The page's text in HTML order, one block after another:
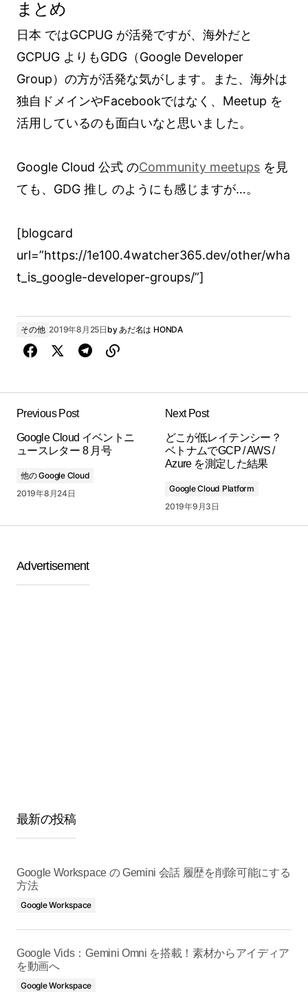
まとめ
日本 ではGCPUG が活発ですが、海外だと
GCPUG よりもGDG（Google Developer
Group）の方が活発な気がします。また、海外は
独自ドメインやFacebookではなく、Meetup を
活用しているのも面白いなと思いました。
Google Cloud 公式 のCommunity meetups を見
ても、GDG 推し のようにも感じますが…。
[blogcard
url=”https://1e100.4watcher365.dev/other/wha
t_is_google-developer-groups/”]
その他 2019年8月25日 byあだ名は HONDA
Previous Post
Google Cloud イベントニ
ュースレター 8 月号
他の Google Cloud
2019年8月24日
Next Post
どこが低レイテンシー？
ベトナムでGCP / AWS /
Azure を測定した結果
Google Cloud Platform
2019年9月3日
Advertisement
最新の投稿
Google Workspace の Gemini 会話 履歴を削除可能にする
方法
Google Workspace
Google Vids：Gemini Omni を搭載！素材からアイディア
を動画へ
Google Workspace